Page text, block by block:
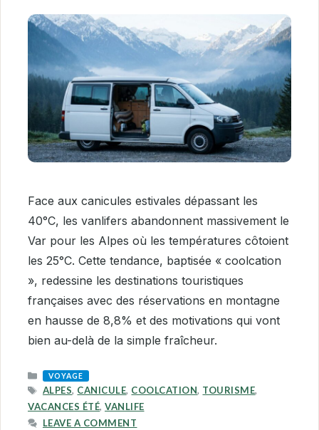
Face aux canicules estivales dépassant les
40°C, les vanlifers abandonnent massivement le
Var pour les Alpes où les températures côtoient
les 25°C. Cette tendance, baptisée « coolcation
», redessine les destinations touristiques
françaises avec des réservations en montagne
en hausse de 8,8% et des motivations qui vont
bien au-delà de la simple fraîcheur.
CATEGORIES
VOYAGE
TAGS
ALPES, CANICULE, COOLCATION, TOURISME,
VACANCES ÉTÉ, VANLIFE
LEAVE A COMMENT